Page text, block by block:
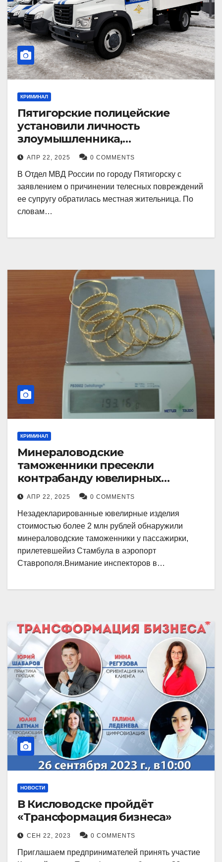
КРИМИНАЛ
Пятигорские полицейские
установили личность
злоумышленника,
причинившего телесные
повреждения местному жителю
АПР 22, 2025 0 COMMENTS
В Отдел МВД России по городу Пятигорску с
заявлением о причинении телесных повреждений
ее супругу обратилась местная жительница. По
словам…
КРИМИНАЛ
Минераловодские
таможенники пресекли
контрабанду ювелирных
изделий на 2 млн рублей
АПР 22, 2025 0 COMMENTS
Незадекларированные ювелирные изделия
стоимостью более 2 млн рублей обнаружили
минераловодские таможенники у пассажирки,
прилетевшейиз Стамбула в аэропорт
Ставрополя.Внимание инспекторов в…
НОВОСТИ
В Кисловодске пройдёт
«Трансформация бизнеса»
СЕН 22, 2023 0 COMMENTS
Приглашаем предпринимателей принять участие